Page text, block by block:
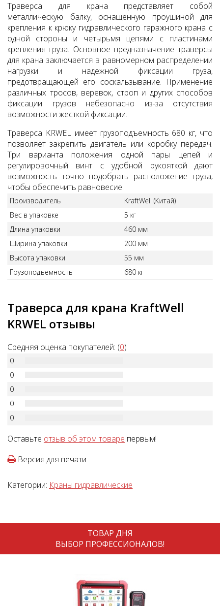
Траверса для крана представляет собой
металлическую балку, оснащенную проушиной для
крепления к крюку гидравлического гаражного крана с
одной стороны и четырьмя цепями с пластинами
крепления груза. Основное предназначение траверсы
для крана заключается в равномерном распределении
нагрузки и надежной фиксации груза,
предотвращающей его соскальзывание. Применение
различных тросов, веревок, строп и других способов
фиксации грузов небезопасно из-за отсутствия
возможности жесткой фиксации.
Траверса KRWEL имеет грузоподъемность 680 кг, что
позволяет закрепить двигатель или коробку передач.
Три варианта положения одной пары цепей и
регулировочный винт с удобной рукояткой дают
возможность точно подобрать расположение груза,
чтобы обеспечить равновесие.
Производитель
KraftWell (Китай)
Вес в упаковке
5 кг
Длина упаковки
460 мм
Ширина упаковки
200 мм
Высота упаковки
55 мм
Грузоподъемность
680 кг
Траверса для крана KraftWell
KRWEL отзывы
Средняя оценка покупателей: (0)
0
0
0
0
0
Оставьте отзыв об этом товаре первым!
Версия для печати
Категории: Краны гидравлические
ТОВАР ДНЯ
ВЫБОР ПРОФЕССИОНАЛОВ!